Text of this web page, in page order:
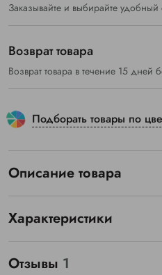
Заказывайте и выбирайте удобный
Возврат товара
Возврат товара в течение 15 дней
Подборать товары по
Описание товара
Характеристики
Отзывы 1